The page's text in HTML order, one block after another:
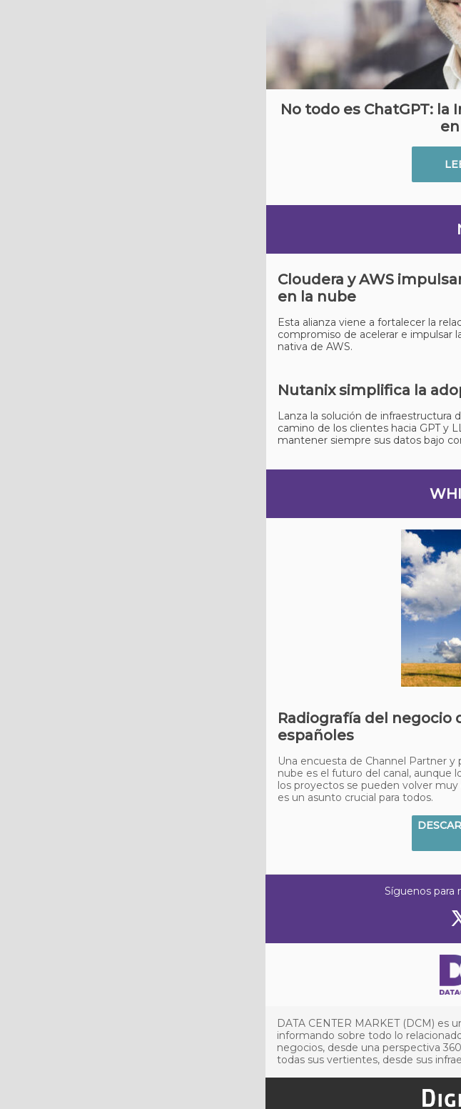
No todo es ChatGPT:
Cloudera y AWS
en la nube
Esta alianza viene a fortalecer la
compromiso de acelerar e impulsar
nativa de AWS.
Nutanix simplifica la
Lanza la solución de infraestructura
camino de los clientes hacia GPT y
mantener siempre sus datos bajo
Radiografía del negocio
españoles
Una encuesta de Channel Partner
nube es el futuro del canal, aunque
los proyectos se pueden volver muy
es un asunto crucial para todos.
Síguenos para
DATA CENTER MARKET (DCM) es
informando sobre todo lo
negocios, desde una perspectiva
todas sus vertientes, desde sus